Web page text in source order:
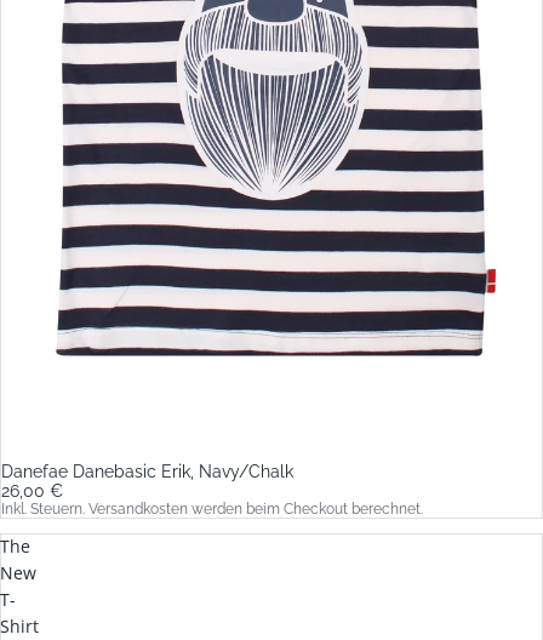
Danefae Danebasic Erik, Navy/Chalk
26,00 €
Inkl. Steuern. Versandkosten werden beim Checkout berechnet.
The
New
T-
Shirt